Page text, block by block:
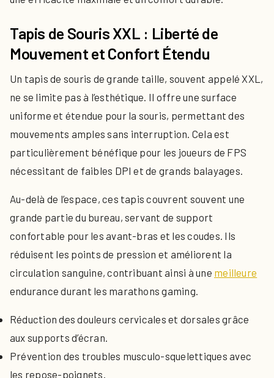
Tapis de Souris XXL : Liberté de
Mouvement et Confort Étendu
Un tapis de souris de grande taille, souvent appelé XXL,
ne se limite pas à l’esthétique. Il offre une surface
uniforme et étendue pour la souris, permettant des
mouvements amples sans interruption. Cela est
particulièrement bénéfique pour les joueurs de FPS
nécessitant de faibles DPI et de grands balayages.
Au-delà de l’espace, ces tapis couvrent souvent une
grande partie du bureau, servant de support
confortable pour les avant-bras et les coudes. Ils
réduisent les points de pression et améliorent la
circulation sanguine, contribuant ainsi à une meilleure
endurance durant les marathons gaming.
Réduction des douleurs cervicales et dorsales grâce
aux supports d’écran.
Prévention des troubles musculo-squelettiques avec
les repose-poignets.